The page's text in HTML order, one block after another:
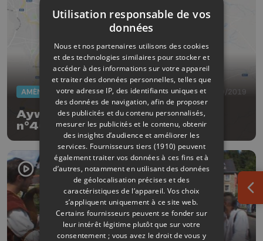
AMÉNAGEMENT DU TERRITOIRE 17/09/2019
Aywaille : fermeture de la sortie
n°46 Remouchamps vers Liège
Utilisation responsable de vos
données
Nous et nos partenaires utilisons des cookies
et des technologies similaires pour stocker et
accéder à des informations sur votre appareil
et traiter des données personnelles, telles que
votre adresse IP, des identifiants uniques et
des données de navigation, afin de proposer
des publicités et du contenu personnalisés,
mesurer les publicités et le contenu, obtenir
des insights d’audience et améliorer les
services. Fournisseurs tiers (1910) peuvent
également traiter vos données à ces fins et à
d’autres, notamment en utilisant des données
de géolocalisation précises et des
caractéristiques de l’appareil. Vos choix
s’appliquent uniquement à ce site web.
Certains fournisseurs peuvent se fonder sur
leur intérêt légitime plutôt que sur votre
consentement ; vous avez le droit de vous y